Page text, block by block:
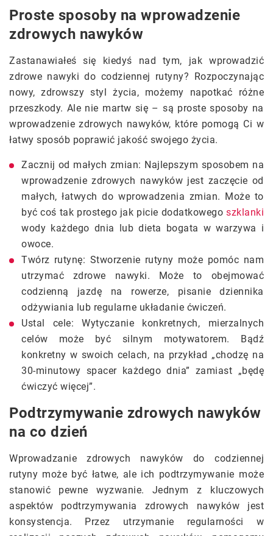
Proste sposoby na wprowadzenie
zdrowych nawyków
Zastanawiałeś się kiedyś nad tym, jak wprowadzić
zdrowe nawyki do codziennej rutyny? Rozpoczynając
nowy, zdrowszy styl życia, możemy napotkać różne
przeszkody. Ale nie martw się – są proste sposoby na
wprowadzenie zdrowych nawyków, które pomogą Ci w
łatwy sposób poprawić jakość swojego życia.
Zacznij od małych zmian: Najlepszym sposobem na
wprowadzenie zdrowych nawyków jest zaczęcie od
małych, łatwych do wprowadzenia zmian. Może to
być coś tak prostego jak picie dodatkowego szklanki
wody każdego dnia lub dieta bogata w warzywa i
owoce.
Twórz rutynę: Stworzenie rutyny może pomóc nam
utrzymać zdrowe nawyki. Może to obejmować
codzienną jazdę na rowerze, pisanie dziennika
odżywiania lub regularne układanie ćwiczeń.
Ustal cele: Wytyczanie konkretnych, mierzalnych
celów może być silnym motywatorem. Bądź
konkretny w swoich celach, na przykład „chodzę na
30-minutowy spacer każdego dnia” zamiast „będę
ćwiczyć więcej”.
Podtrzymywanie zdrowych nawyków
na co dzień
Wprowadzanie zdrowych nawyków do codziennej
rutyny może być łatwe, ale ich podtrzymywanie może
stanowić pewne wyzwanie. Jednym z kluczowych
aspektów podtrzymywania zdrowych nawyków jest
konsystencja. Przez utrzymanie regularności w